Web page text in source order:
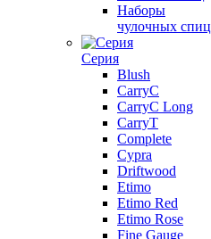
Наборы
чулочных спиц
Серия
Blush
CarryC
CarryC Long
CarryT
Complete
Cypra
Driftwood
Etimo
Etimo Red
Etimo Rose
Fine Gauge